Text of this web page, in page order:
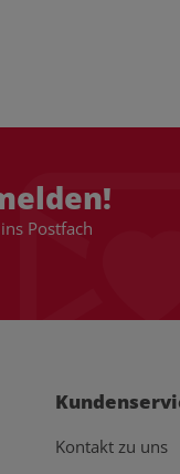
Postfach
Kontakt zu uns